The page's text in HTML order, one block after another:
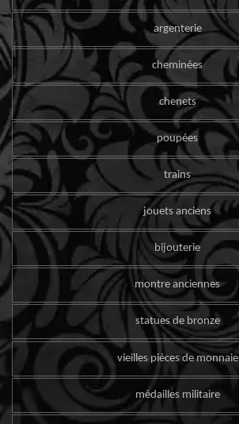
argenterie
cheminées
chenets
poupées
trains
jouets anciens
bijouterie
montre anciennes
statues de bronze
vieilles pièces de monnaie
médailles militaire